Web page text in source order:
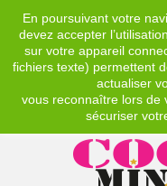
En poursuivant votre
devez accepter
sur votre appareil
fichiers texte) permettent
actualiser
vous reconnaître lors de
sécuriser
EUR